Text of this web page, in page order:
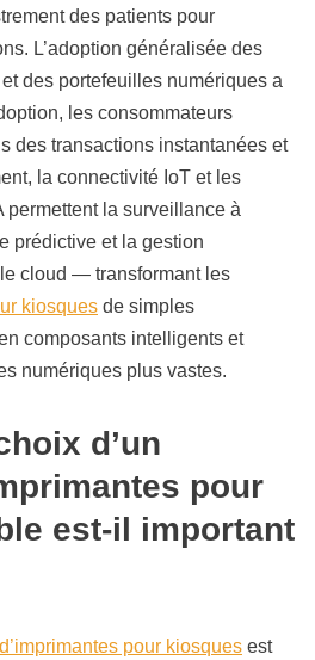
des patients pour
L’adoption généralisée des
des portefeuilles numériques a
les consommateurs
des transactions instantanées et
la connectivité IoT et les
permettent la surveillance à
prédictive et la gestion
cloud — transformant les
kiosques de simples
composants intelligents et
numériques plus vastes.
d’un
pour
est-il important
pour kiosques est